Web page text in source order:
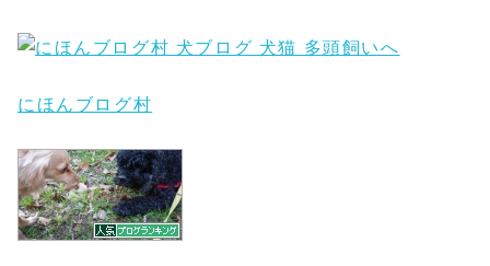
にほんブログ村